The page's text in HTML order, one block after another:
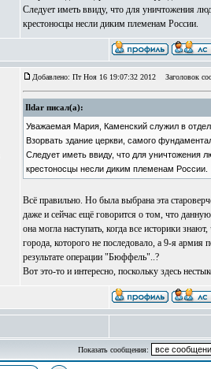
Следует иметь ввиду, что для уничтожения
крестоносцы несли диким племенам России.
Добавлено: Пт Ноя 16 19:07:32 2012 Заголовок
Ildar писал(а):
Уважаемая Мария, Каменский служил в
Взорвать здание церкви, самого
Следует иметь ввиду, что для уничтожения
крестоносцы несли диким племенам России.
Всё правильно. Но была выбрана эта
даже и сейчас ещё говорится о том, что
она могла наступать, когда все историки
города, которого не последовало, а 9-я
результате операции "Бюффель"..?
Вот это-то и интересно, поскольку здесь
Показать сообщения: